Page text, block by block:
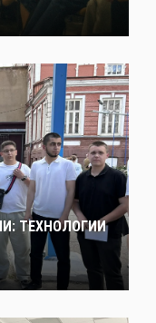
ТЕХНОЛОГИИ